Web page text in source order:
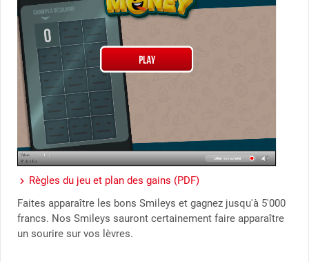
Règles du jeu et plan des gains (PDF)
Faites apparaître les bons Smileys et gagnez jusqu'à 5'000
francs. Nos Smileys sauront certainement faire apparaître
un sourire sur vos lèvres.